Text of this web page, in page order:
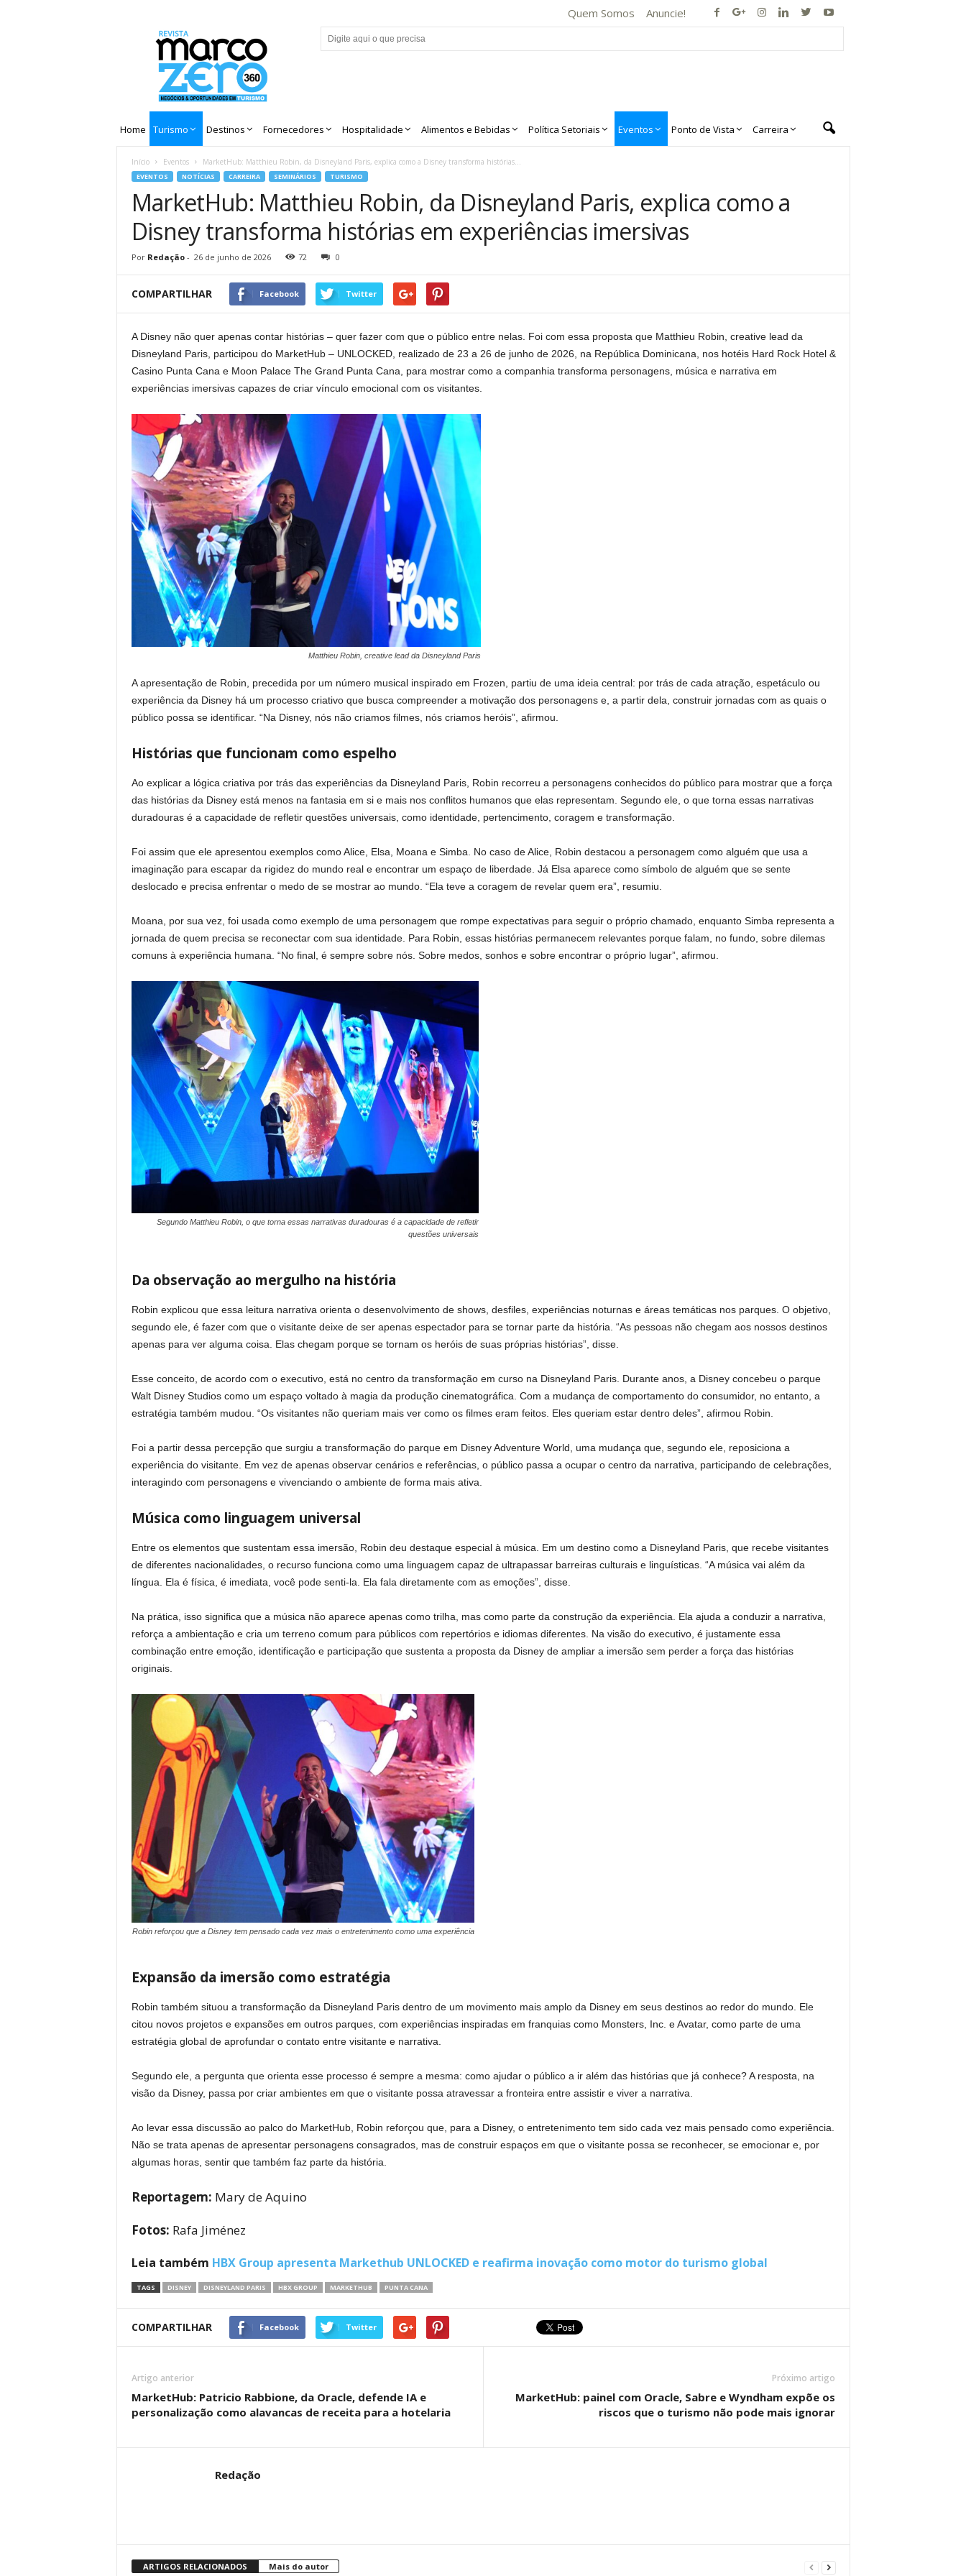
Quem Somos Anuncie!
Home Turismo Destinos Fornecedores Hospitalidade Alimentos e Bebidas Política Setoriais Eventos Ponto de Vista Carreira
Início Eventos MarketHub: Matthieu Robin, da Disneyland Paris, explica como a Disney transforma histórias...
EVENTOS NOTÍCIAS CARREIRA SEMINÁRIOS TURISMO
MarketHub: Matthieu Robin, da Disneyland Paris, explica como a
Disney transforma histórias em experiências imersivas
Por Redação- 26 de junho de 2026 72 0
COMPARTILHAR Facebook Twitter
A Disney não quer apenas contar histórias – quer fazer com que o público entre nelas. Foi com essa proposta que Matthieu Robin, creative lead da
Disneyland Paris, participou do MarketHub – UNLOCKED, realizado de 23 a 26 de junho de 2026, na República Dominicana, nos hotéis Hard Rock Hotel &
Casino Punta Cana e Moon Palace The Grand Punta Cana, para mostrar como a companhia transforma personagens, música e narrativa em
experiências imersivas capazes de criar vínculo emocional com os visitantes.
Matthieu Robin, creative lead da Disneyland Paris
A apresentação de Robin, precedida por um número musical inspirado em Frozen, partiu de uma ideia central: por trás de cada atração, espetáculo ou
experiência da Disney há um processo criativo que busca compreender a motivação dos personagens e, a partir dela, construir jornadas com as quais o
público possa se identificar. “Na Disney, nós não criamos filmes, nós criamos heróis”, afirmou.
Histórias que funcionam como espelho
Ao explicar a lógica criativa por trás das experiências da Disneyland Paris, Robin recorreu a personagens conhecidos do público para mostrar que a força
das histórias da Disney está menos na fantasia em si e mais nos conflitos humanos que elas representam. Segundo ele, o que torna essas narrativas
duradouras é a capacidade de refletir questões universais, como identidade, pertencimento, coragem e transformação.
Foi assim que ele apresentou exemplos como Alice, Elsa, Moana e Simba. No caso de Alice, Robin destacou a personagem como alguém que usa a
imaginação para escapar da rigidez do mundo real e encontrar um espaço de liberdade. Já Elsa aparece como símbolo de alguém que se sente
deslocado e precisa enfrentar o medo de se mostrar ao mundo. “Ela teve a coragem de revelar quem era”, resumiu.
Moana, por sua vez, foi usada como exemplo de uma personagem que rompe expectativas para seguir o próprio chamado, enquanto Simba representa a
jornada de quem precisa se reconectar com sua identidade. Para Robin, essas histórias permanecem relevantes porque falam, no fundo, sobre dilemas
comuns à experiência humana. “No final, é sempre sobre nós. Sobre medos, sonhos e sobre encontrar o próprio lugar”, afirmou.
Segundo Matthieu Robin, o que torna essas narrativas duradouras é a capacidade de refletir
questões universais
Da observação ao mergulho na história
Robin explicou que essa leitura narrativa orienta o desenvolvimento de shows, desfiles, experiências noturnas e áreas temáticas nos parques. O objetivo,
segundo ele, é fazer com que o visitante deixe de ser apenas espectador para se tornar parte da história. “As pessoas não chegam aos nossos destinos
apenas para ver alguma coisa. Elas chegam porque se tornam os heróis de suas próprias histórias”, disse.
Esse conceito, de acordo com o executivo, está no centro da transformação em curso na Disneyland Paris. Durante anos, a Disney concebeu o parque
Walt Disney Studios como um espaço voltado à magia da produção cinematográfica. Com a mudança de comportamento do consumidor, no entanto, a
estratégia também mudou. “Os visitantes não queriam mais ver como os filmes eram feitos. Eles queriam estar dentro deles”, afirmou Robin.
Foi a partir dessa percepção que surgiu a transformação do parque em Disney Adventure World, uma mudança que, segundo ele, reposiciona a
experiência do visitante. Em vez de apenas observar cenários e referências, o público passa a ocupar o centro da narrativa, participando de celebrações,
interagindo com personagens e vivenciando o ambiente de forma mais ativa.
Música como linguagem universal
Entre os elementos que sustentam essa imersão, Robin deu destaque especial à música. Em um destino como a Disneyland Paris, que recebe visitantes
de diferentes nacionalidades, o recurso funciona como uma linguagem capaz de ultrapassar barreiras culturais e linguísticas. “A música vai além da
língua. Ela é física, é imediata, você pode senti-la. Ela fala diretamente com as emoções”, disse.
Na prática, isso significa que a música não aparece apenas como trilha, mas como parte da construção da experiência. Ela ajuda a conduzir a narrativa,
reforça a ambientação e cria um terreno comum para públicos com repertórios e idiomas diferentes. Na visão do executivo, é justamente essa
combinação entre emoção, identificação e participação que sustenta a proposta da Disney de ampliar a imersão sem perder a força das histórias
originais.
Robin reforçou que a Disney tem pensado cada vez mais o entretenimento como uma experiência
Expansão da imersão como estratégia
Robin também situou a transformação da Disneyland Paris dentro de um movimento mais amplo da Disney em seus destinos ao redor do mundo. Ele
citou novos projetos e expansões em outros parques, com experiências inspiradas em franquias como Monsters, Inc. e Avatar, como parte de uma
estratégia global de aprofundar o contato entre visitante e narrativa.
Segundo ele, a pergunta que orienta esse processo é sempre a mesma: como ajudar o público a ir além das histórias que já conhece? A resposta, na
visão da Disney, passa por criar ambientes em que o visitante possa atravessar a fronteira entre assistir e viver a narrativa.
Ao levar essa discussão ao palco do MarketHub, Robin reforçou que, para a Disney, o entretenimento tem sido cada vez mais pensado como experiência.
Não se trata apenas de apresentar personagens consagrados, mas de construir espaços em que o visitante possa se reconhecer, se emocionar e, por
algumas horas, sentir que também faz parte da história.
Reportagem: Mary de Aquino
Fotos: Rafa Jiménez
Leia também HBX Group apresenta Markethub UNLOCKED e reafirma inovação como motor do turismo global
TAGS DISNEY DISNEYLAND PARIS HBX GROUP MARKETHUB PUNTA CANA
COMPARTILHAR Facebook Twitter
Artigo anterior
MarketHub: Patricio Rabbione, da Oracle, defende IA e
personalização como alavancas de receita para a hotelaria
Próximo artigo
MarketHub: painel com Oracle, Sabre e Wyndham expõe os
riscos que o turismo não pode mais ignorar
Redação
ARTIGOS RELACIONADOS Mais do autor